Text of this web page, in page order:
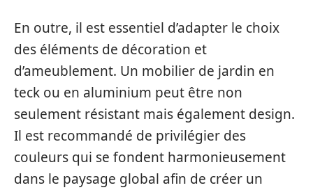
En outre, il est essentiel d’adapter le choix
des éléments de décoration et
d’ameublement. Un mobilier de jardin en
teck ou en aluminium peut être non
seulement résistant mais également design.
Il est recommandé de privilégier des
couleurs qui se fondent harmonieusement
dans le paysage global afin de créer un